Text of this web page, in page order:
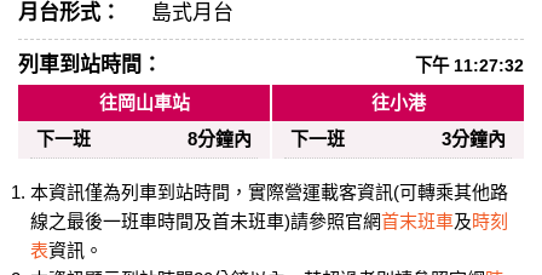
月台形式： 島式月台
列車到站時間： 下午 11:27:32
往岡山車站
下一班
8分鐘內
往小港
下一班
3分鐘內
本資訊僅為列車到站時間，實際營運載客資訊(可轉乘其他路
線之最後一班車時間及首未班車)請參照官網首末班車及時刻
表資訊。